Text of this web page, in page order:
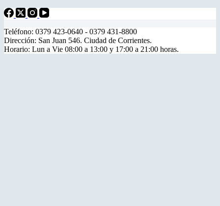
Teléfono: 0379 423-0640 - 0379 431-8800
Dirección: San Juan 546. Ciudad de Corrientes.
Horario: Lun a Vie 08:00 a 13:00 y 17:00 a 21:00 horas.